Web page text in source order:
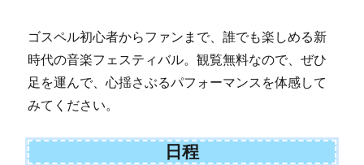
ゴスペル初心者からファンまで、誰でも楽しめる新
時代の音楽フェスティバル。観覧無料なので、ぜひ
足を運んで、心揺さぶるパフォーマンスを体感して
みてください。
日程